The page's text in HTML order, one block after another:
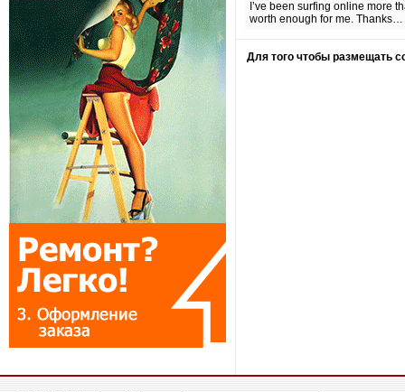
I’ve been surfing online more
worth enough for me. Thanks…
Для того чтобы размещать